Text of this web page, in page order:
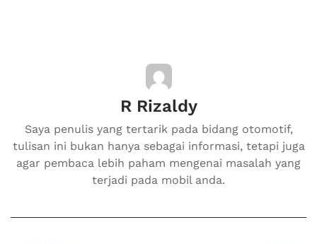
R Rizaldy
Saya penulis yang tertarik pada bidang otomotif,
tulisan ini bukan hanya sebagai informasi, tetapi juga
agar pembaca lebih paham mengenai masalah yang
terjadi pada mobil anda.